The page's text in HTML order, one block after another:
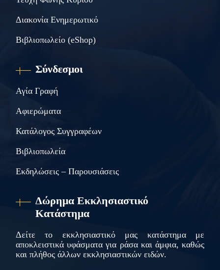
Διακονία Ενημερωτικό
Βιβλιοπωλείο (eShop)
Σύνδεσμοι
Αγία Γραφή
Αφιερώματα
Κατάλογος Συγγραφέων
Βιβλιοπωλεία
Εκδηλώσεις – Παρουσιάσεις
Δώρημα Εκκλησιαστικό
Κατάστημα
Δείτε το εκκλησιαστικό μας κατάστημα με
αποκλειστικά υφάσματα για ράσα και άμφια, καθώς
και πλήθος άλλων εκκλησιαστικών ειδών.